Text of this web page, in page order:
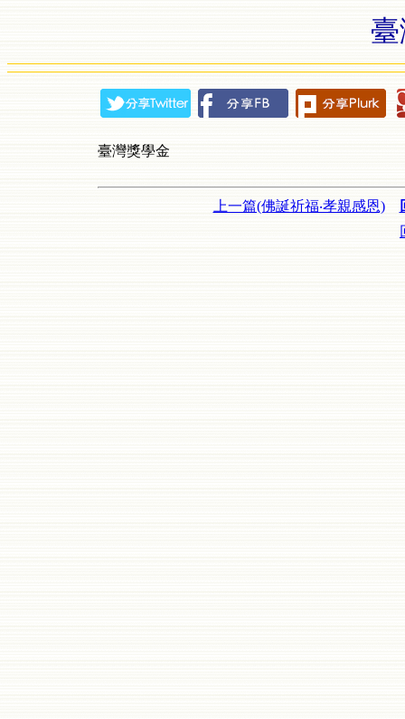
臺灣獎學金
上一篇(佛誕祈福‧孝親感恩)